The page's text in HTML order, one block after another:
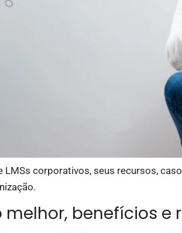
corporativos, seus recursos,
melhor, benefícios e